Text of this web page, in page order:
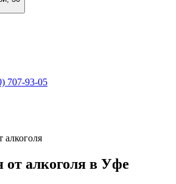
707-93-05
алкоголя
от алкоголя в Уфе